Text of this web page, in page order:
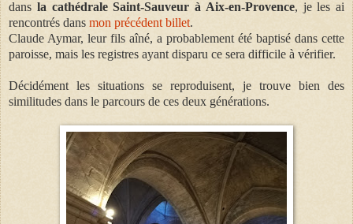
dans la cathédrale Saint-Sauveur à Aix-en-Provence, je les ai
rencontrés dans mon précédent billet.
Claude Aymar, leur fils aîné, a probablement été baptisé dans cette
paroisse, mais les registres ayant disparu ce sera difficile à vérifier.
Décidément les situations se reproduisent, je trouve bien des
similitudes dans le parcours de ces deux générations.